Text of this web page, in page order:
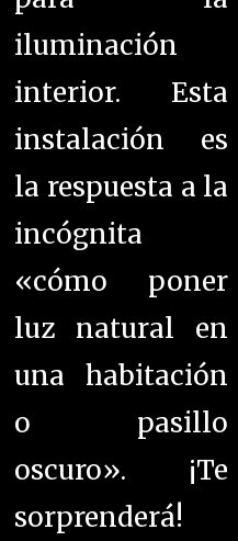
iluminación
interior. Esta
instalación es
la respuesta a la
incógnita
«cómo poner
luz natural en
una habitación
o pasillo
oscuro». ¡Te
sorprenderá!